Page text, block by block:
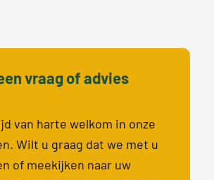
vraag of advies
van harte welkom in onze
Wilt u graag dat we met u
of meekijken naar uw